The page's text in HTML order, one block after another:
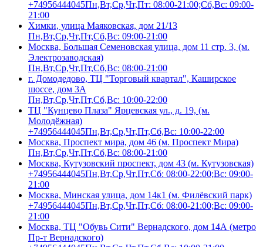
+74956444045Пн,Вт,Ср,Чт,Пт: 08:00-21:00;Сб,Вс: 09:00-
21:00
Химки, улица Маяковская, дом 21/13
Пн,Вт,Ср,Чт,Пт,Сб,Вс: 09:00-21:00
Москва, Большая Семеновская улица, дом 11 стр. 3, (м.
Электрозаводская)
Пн,Вт,Ср,Чт,Пт,Сб,Вс: 08:00-21:00
г. Домодедово, ТЦ "Торговый квартал", Каширское
шоссе, дом 3А
Пн,Вт,Ср,Чт,Пт,Сб,Вс: 10:00-22:00
ТЦ "Кунцево Плаза" Ярцевская ул., д. 19, (м.
Молодёжная)
+74956444045Пн,Вт,Ср,Чт,Пт,Сб,Вс: 10:00-22:00
Москва, Проспект мира, дом 46 (м. Проспект Мира)
Пн,Вт,Ср,Чт,Пт,Сб,Вс: 08:00-21:00
Москва, Кутузовский проспект, дом 43 (м. Кутузовская)
+74956444045Пн,Вт,Ср,Чт,Пт,Сб: 08:00-22:00;Вс: 09:00-
21:00
Москва, Минская улица, дом 14к1 (м. Филёвский парк)
+74956444045Пн,Вт,Ср,Чт,Пт,Сб: 08:00-21:00;Вс: 09:00-
21:00
Москва, ТЦ "Обувь Сити" Вернадского, дом 14А (метро
Пр-т Вернадского)